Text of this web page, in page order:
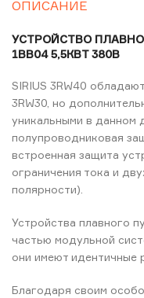
ОПИСАНИЕ
УСТРОЙСТВО
1BB04 5,5КВТ 380В
SIRIUS 3RW40
3RW30, но
уникальными в данном
полупроводниковая
встроенная защита
ограничения тока и
полярности).
Устройства плавного
частью модульной
они имеют идентичные
Благодаря своим